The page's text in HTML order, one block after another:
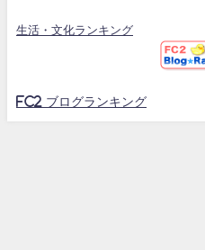
生活・文化ランキング
FC2 ブログランキング